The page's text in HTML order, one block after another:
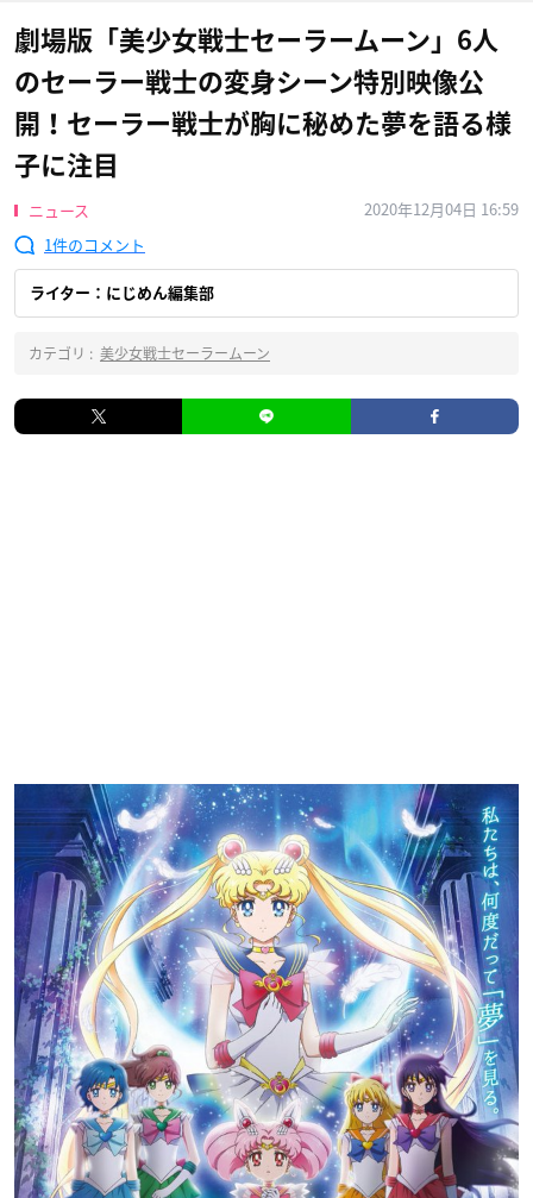
劇場版「美少女戦士セーラームーン」6人
のセーラー戦士の変身シーン特別映像公
開！セーラー戦士が胸に秘めた夢を語る様
子に注目
ニュース
2020年12月04日 16:59
1
ライター：にじめん編集部
カテゴリ : 美少女戦士セーラームーン